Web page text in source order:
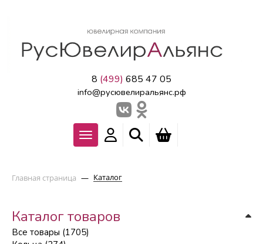
8 (499) 685 47 05
info@русювелиральянс.рф
Главная страница — Каталог
Каталог товаров
Все товары (1705)